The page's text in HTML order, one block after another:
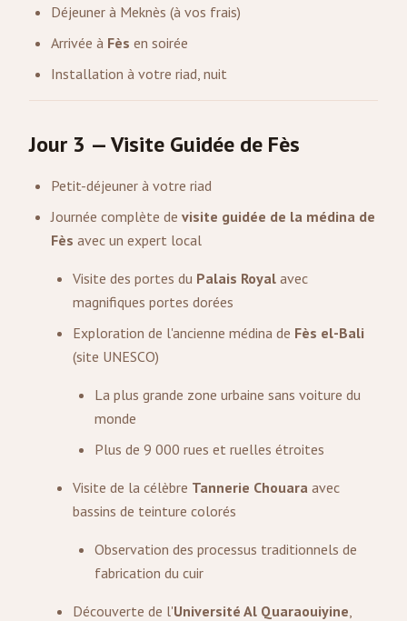
Déjeuner à Meknès (à vos frais)
Arrivée à Fès en soirée
Installation à votre riad, nuit
Jour 3 — Visite Guidée de Fès
Petit-déjeuner à votre riad
Journée complète de visite guidée de la médina de
Fès avec un expert local
Visite des portes du Palais Royal avec
magnifiques portes dorées
Exploration de l'ancienne médina de Fès el-Bali
(site UNESCO)
La plus grande zone urbaine sans voiture du
monde
Plus de 9 000 rues et ruelles étroites
Visite de la célèbre Tannerie Chouara avec
bassins de teinture colorés
Observation des processus traditionnels de
fabrication du cuir
Découverte de l'Université Al Quaraouiyine,